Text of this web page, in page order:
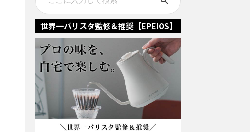
世界一バリスタ監修＆推奨【EPEIOS】